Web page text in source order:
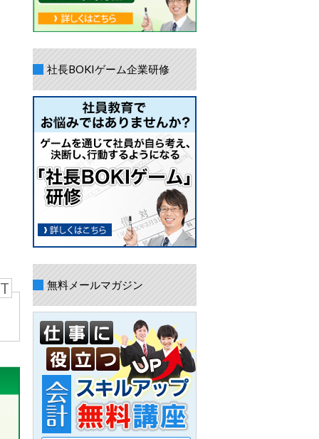
社長BOKIゲーム企業研修
無料メールマガジン